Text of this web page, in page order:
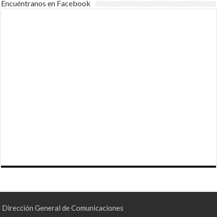
Encuéntranos en Facebook
Dirección General de Comunicaciones